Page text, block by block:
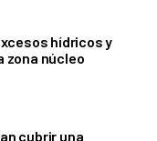
hídricos y
zona núcleo
cubrir una